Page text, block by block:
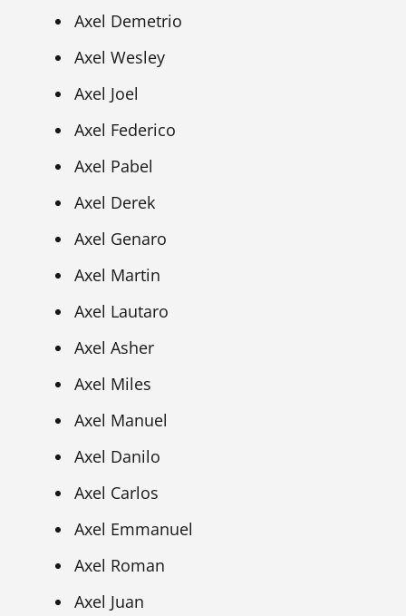
Axel Demetrio
Axel Wesley
Axel Joel
Axel Federico
Axel Pabel
Axel Derek
Axel Genaro
Axel Martin
Axel Lautaro
Axel Asher
Axel Miles
Axel Manuel
Axel Danilo
Axel Carlos
Axel Emmanuel
Axel Roman
Axel Juan